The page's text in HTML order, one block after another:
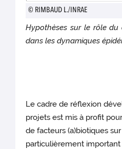
© RIMBAUD L./INRAE
Hypothèses sur le rôle
dans les dynamiques
Le cadre de réflexion
projets est mis à profit
de facteurs (a)biotiques
particulièrement